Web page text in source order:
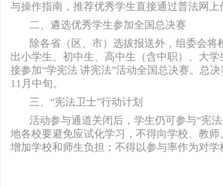
与操作指南 ， 推荐优秀学生直接通过普法网
二、遴选优秀学生参加全国总决赛
除各省（区、市）选拔报送外，组委会将
出小学生、初中生、高中生（含中职）、大
接参加“学宪法 讲宪法”活动全国总决赛。总
11 月中旬。
三、 “宪法卫士”行动计划
活动参与通道关闭后，学生仍可参与“宪
地各校要避免应试化学习，不得向学校、教
增加学校和师生负担；不得以参与率作为对